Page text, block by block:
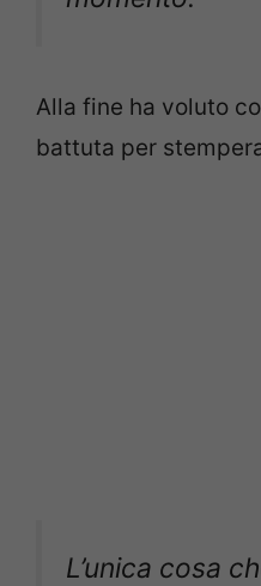
Alla fine ha voluto
battuta per
L’unica cosa